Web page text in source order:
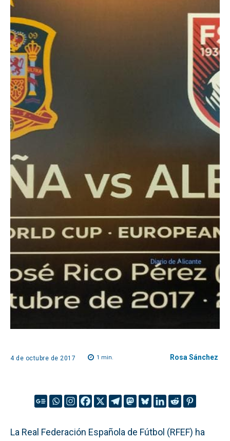
4 de octubre de 2017 1 min. Rosa Sánchez
La Real Federación Española de Fútbol (RFEF) ha